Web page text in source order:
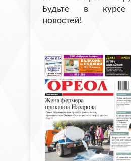
Будьте в курсе
новостей!